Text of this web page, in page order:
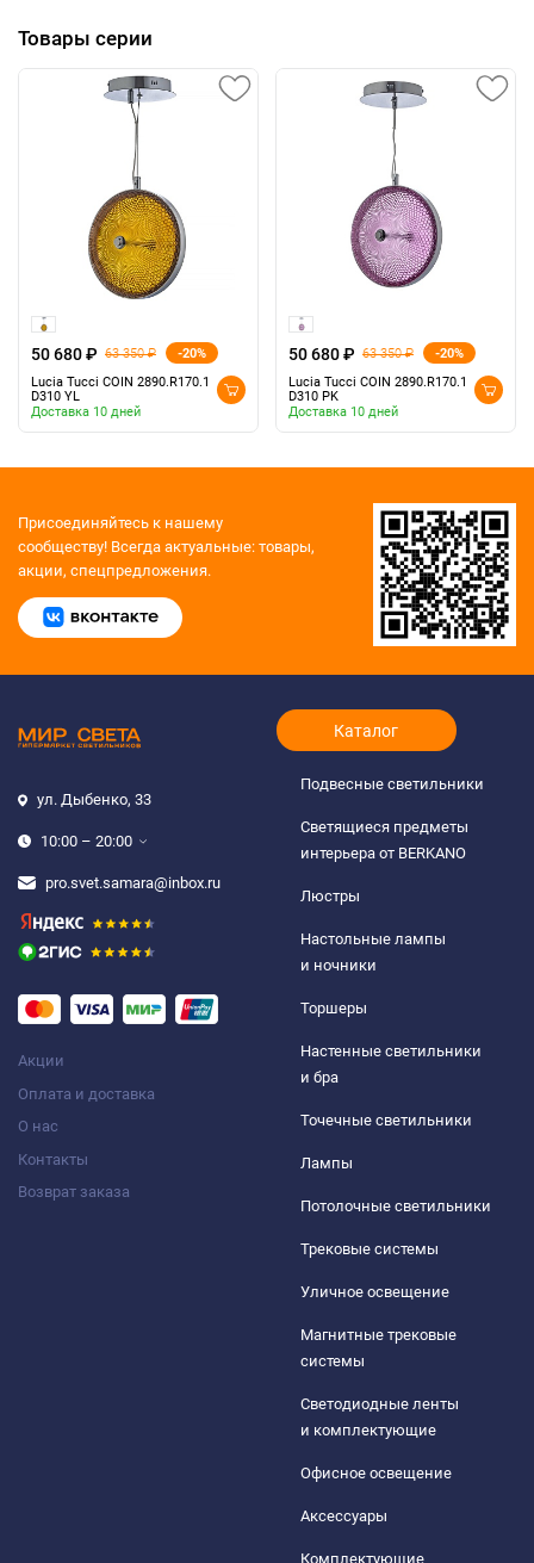
Товары серии
50 680 ₽ 63 350 ₽
-20%
Lucia Tucci COIN 2890.R170.1
D310 YL
Доставка 10 дней
50 680 ₽ 63 350 ₽
-20%
Lucia Tucci COIN 2890.R170.1
D310 PK
Доставка 10 дней
Присоединяйтесь к нашему
сообществу! Всегда актуальные: товары,
акции, спецпредложения.
ул. Дыбенко, 33
10:00 – 20:00
pro.svet.samara@inbox.ru
Акции
Оплата и доставка
О нас
Контакты
Возврат заказа
Каталог
Подвесные светильники
Светящиеся предметы
интерьера от BERKANO
Люстры
Настольные лампы
и ночники
Торшеры
Настенные светильники
и бра
Точечные светильники
Лампы
Потолочные светильники
Трековые системы
Уличное освещение
Магнитные трековые
системы
Светодиодные ленты
и комплектующие
Офисное освещение
Аксессуары
Комплектующие